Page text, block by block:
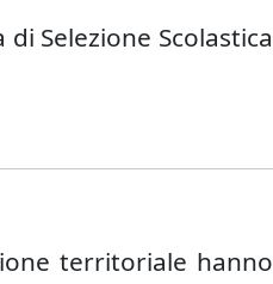
Selezione Scolastica
territoriale hanno